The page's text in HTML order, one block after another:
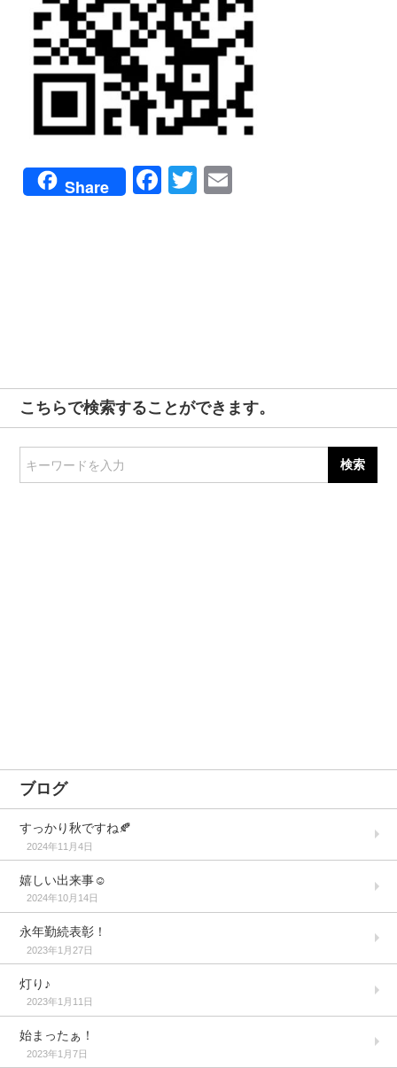
Share Facebook
Twitter
こちらで検索することができます。
キーワードを入力
ブログ
すっかり秋ですね🍂
2024年11月4日
嬉しい出来事☺️
2024年10月14日
永年勤続表彰！
2023年1月27日
灯り♪
2023年1月11日
始まったぁ！
2023年1月7日